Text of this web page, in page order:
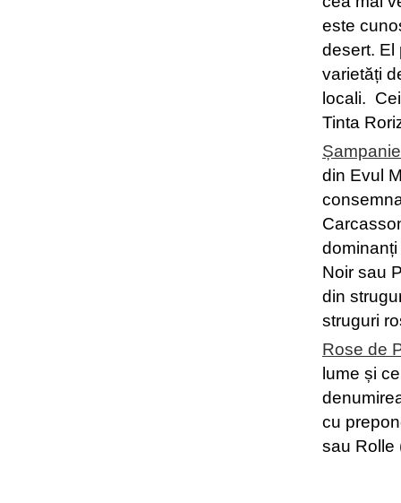
este
desert. El
varietăți
locali.
Tinta
Șampanie
din Evul
Noir sau
din
struguri
Rose de
lume și
cu
sau Rolle